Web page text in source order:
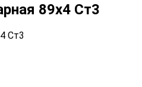
89х4 Ст3
Ст3